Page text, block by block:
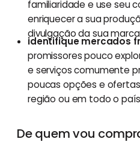
familiaridade e use seu
enriquecer a sua
divulgação da sua
identifique mercados
promissores pouco
e serviços comumente
poucas opções e
região ou em todo o
De quem vou